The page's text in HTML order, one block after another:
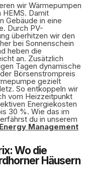
wir Wärmepumpen
HEMS. Damit
Gebäude in eine
Durch PV-
überhitzen wir den
bei Sonnenschein
heben die
an. Zusätzlich
Tagen dynamische
Börsenstrompreis
gezielt
So entkoppeln wir
vom Heizzeitpunkt
Energiekosten
30 %. Wie das im
du in unserem
Management
Wo die
Häusern